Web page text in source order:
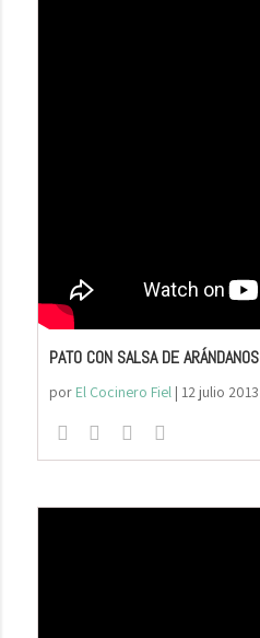
PATO CON SALSA DE ARÁNDANOS
por El Cocinero Fiel| 12 julio 2013